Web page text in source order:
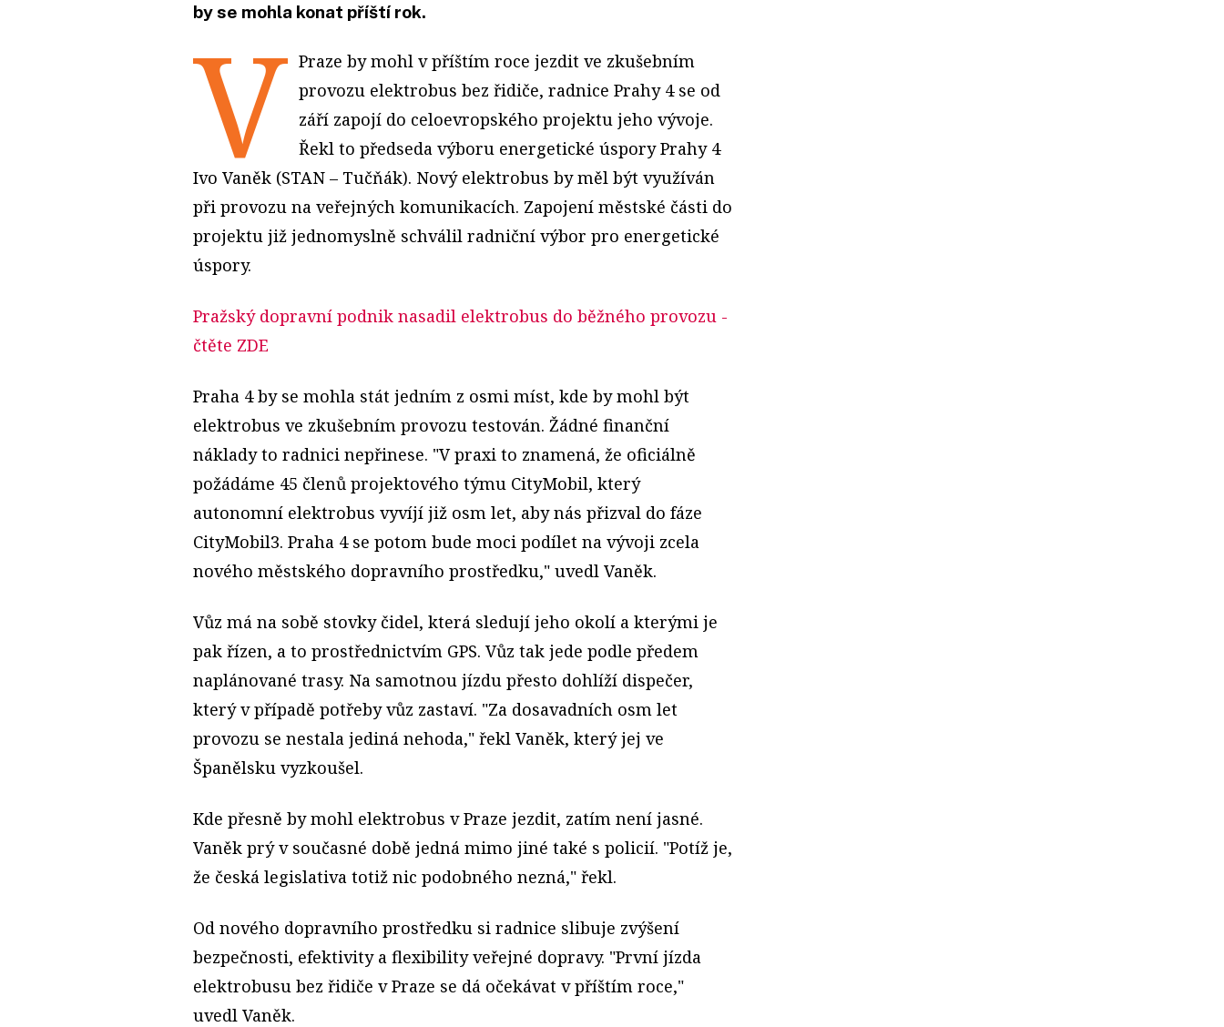
by se mohla konat příští rok.
V Praze by mohl v příštím roce jezdit ve zkušebním
provozu elektrobus bez řidiče, radnice Prahy 4 se od
září zapojí do celoevropského projektu jeho vývoje.
Řekl to předseda výboru energetické úspory Prahy 4
Ivo Vaněk (STAN – Tučňák). Nový elektrobus by měl být využíván
při provozu na veřejných komunikacích. Zapojení městské části do
projektu již jednomyslně schválil radniční výbor pro energetické
úspory.
Pražský dopravní podnik nasadil elektrobus do běžného provozu -
čtěte ZDE
Praha 4 by se mohla stát jedním z osmi míst, kde by mohl být
elektrobus ve zkušebním provozu testován. Žádné finanční
náklady to radnici nepřinese. "V praxi to znamená, že oficiálně
požádáme 45 členů projektového týmu CityMobil, který
autonomní elektrobus vyvíjí již osm let, aby nás přizval do fáze
CityMobil3. Praha 4 se potom bude moci podílet na vývoji zcela
nového městského dopravního prostředku," uvedl Vaněk.
Vůz má na sobě stovky čidel, která sledují jeho okolí a kterými je
pak řízen, a to prostřednictvím GPS. Vůz tak jede podle předem
naplánované trasy. Na samotnou jízdu přesto dohlíží dispečer,
který v případě potřeby vůz zastaví. "Za dosavadních osm let
provozu se nestala jediná nehoda," řekl Vaněk, který jej ve
Španělsku vyzkoušel.
Kde přesně by mohl elektrobus v Praze jezdit, zatím není jasné.
Vaněk prý v současné době jedná mimo jiné také s policií. "Potíž je,
že česká legislativa totiž nic podobného nezná," řekl.
Od nového dopravního prostředku si radnice slibuje zvýšení
bezpečnosti, efektivity a flexibility veřejné dopravy. "První jízda
elektrobusu bez řidiče v Praze se dá očekávat v příštím roce,"
uvedl Vaněk.